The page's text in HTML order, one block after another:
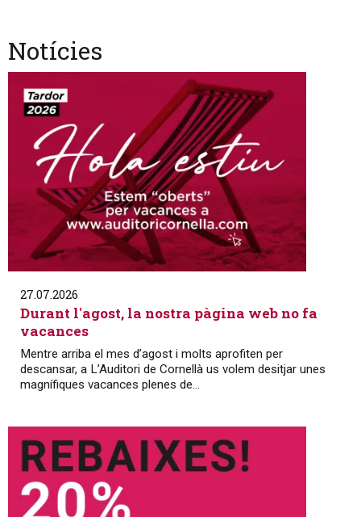
Notícies
27.07.2026
Durant l'agost, la nostra pàgina web no fa
vacances
Mentre arriba el mes d’agost i molts aprofiten per
descansar, a L’Auditori de Cornellà us volem desitjar unes
magnífiques vacances plenes de...